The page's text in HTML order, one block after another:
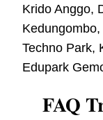
Krido Anggo,
Techno Park,
Edupark
FAQ